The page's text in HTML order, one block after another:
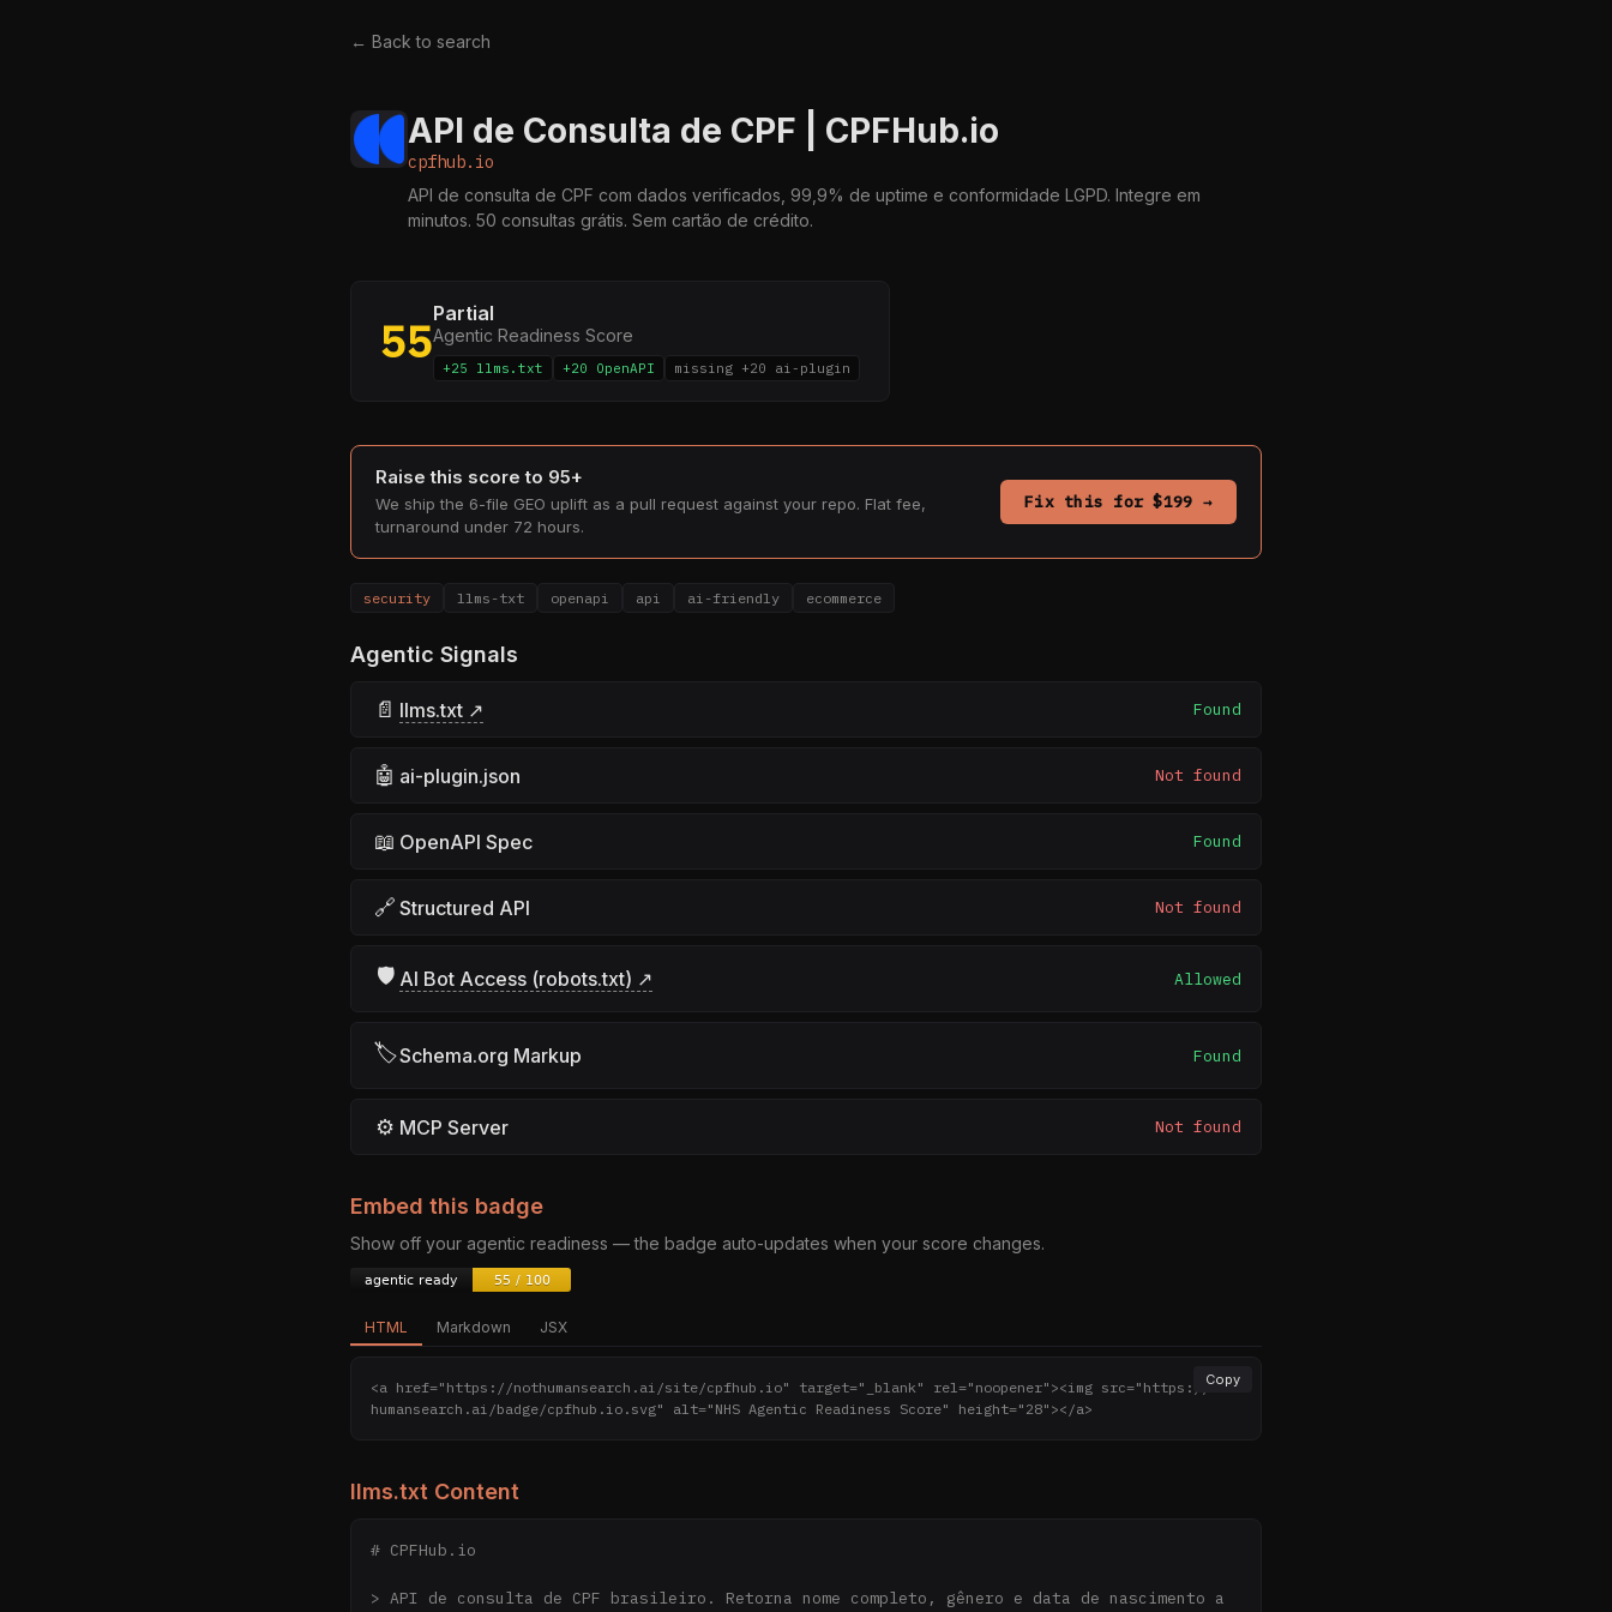
← Back to search
API de Consulta de CPF | CPFHub.io
cpfhub.io
API de consulta de CPF com dados verificados, 99,9% de uptime e conformidade LGPD. Integre em
minutos. 50 consultas grátis. Sem cartão de crédito.
55Partial
Agentic Readiness Score
+25 llms.txt +20 OpenAPI missing +20 ai-plugin
Raise this score to 95+
We ship the 6-file GEO uplift as a pull request against your repo. Flat fee,
turnaround under 72 hours.
Fix this for $199 →
security llms-txt openapi api ai-friendly ecommerce
Agentic Signals
📄 llms.txt ↗ Found
🤖 ai-plugin.json Not found
📖 OpenAPI Spec Found
🔗 Structured API Not found
🛡 AI Bot Access (robots.txt) ↗ Allowed
🏷Schema.org Markup Found
⚙ MCP Server Not found
Embed this badge
Show off your agentic readiness — the badge auto-updates when your score changes.
HTML Markdown JSX
Copy
<a href="https://nothumansearch.ai/site/cpfhub.io" target="_blank" rel="noopener"><img src="https://not
humansearch.ai/badge/cpfhub.io.svg" alt="NHS Agentic Readiness Score" height="28"></a>
llms.txt Content
# CPFHub.io
> API de consulta de CPF brasileiro. Retorna nome completo, gênero e data de nascimento a